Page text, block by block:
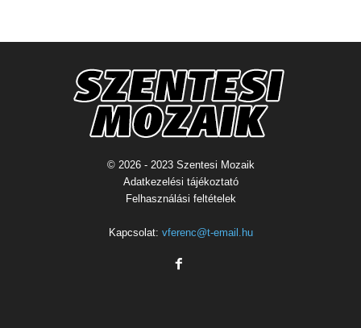
© 2026 - 2023 Szentesi Mozaik
Adatkezelési tájékoztató
Felhasználási feltételek
Kapcsolat: vferenc@t-email.hu